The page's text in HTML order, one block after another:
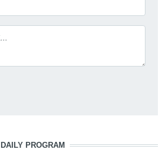
DAILY PROGRAM